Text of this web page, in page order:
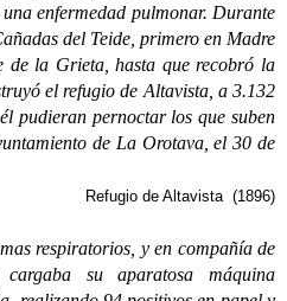
enfermedad pulmonar. Durante
del Teide, primero en Madre
de la Grieta, hasta que recobró la
el refugio de Altavista, a 3.132
pudieran pernoctar los que suben
de La Orotava, el 30 de
Refugio de Altavista (1896)
respiratorios, y en compañía de
su aparatosa máquina